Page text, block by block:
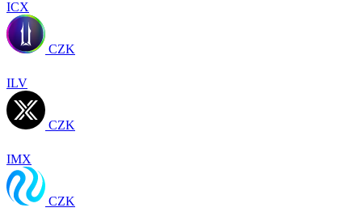
ICX
CZK
ILV
CZK
IMX
CZK